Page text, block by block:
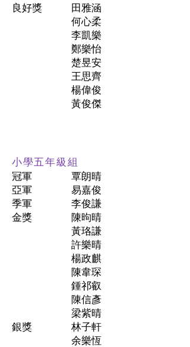
良好獎
田雅涵
何心柔
李凱樂
鄭樂怡
楚昱安
王思齊
楊偉俊
黃俊傑
小學五年級組
冠軍
亞軍
季軍
金獎
銀獎
覃朗晴
易嘉俊
李俊謙
陳昫晴
黃珞謙
許樂晴
楊政麒
陳韋琛
鍾祁叡
陳信彥
梁紫晴
林子軒
余樂恆